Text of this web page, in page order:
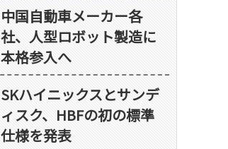
中国自動車メーカー各
社、人型ロボット製造に
本格参入へ
SKハイニックスとサンデ
ィスク、HBFの初の標準
仕様を発表